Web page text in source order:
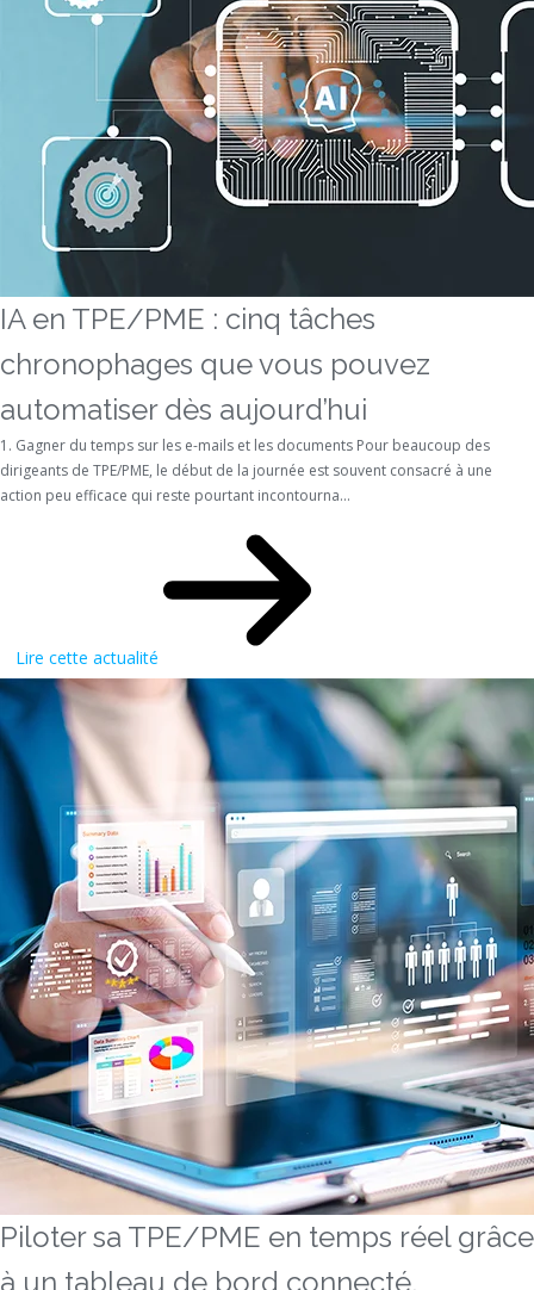
IA en TPE/PME : cinq tâches
chronophages que vous pouvez
automatiser dès aujourd’hui
1. Gagner du temps sur les e-mails et les documents Pour beaucoup des
dirigeants de TPE/PME, le début de la journée est souvent consacré à une
action peu efficace qui reste pourtant incontourna...
Lire cette actualité
Piloter sa TPE/PME en temps réel grâce
à un tableau de bord connecté.